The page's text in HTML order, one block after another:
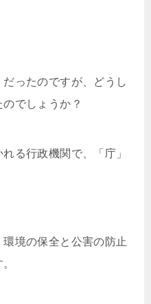
ったのですが、どうし
でしょうか？
る行政機関で、「庁」
境の保全と公害の防止